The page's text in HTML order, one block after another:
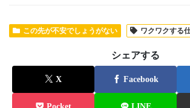
この先が不安でしょうがない ワクワクする
シェアする
X Facebook